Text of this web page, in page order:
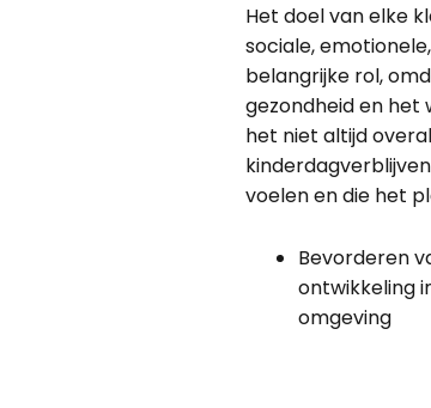
Het doel van elke
sociale,
belangrijke rol,
gezondheid en het
het niet altijd
voelen en die het
Bevorderen
ontwikkeling
omgeving